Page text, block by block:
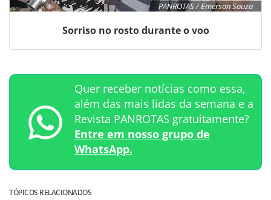
PANROTAS / Emerson Souza
Sorriso no rosto durante o voo
Quer receber notícias como essa,
além das mais lidas da semana e a
Revista PANROTAS gratuitamente?
Entre em nosso grupo de
WhatsApp.
TÓPICOS RELACIONADOS